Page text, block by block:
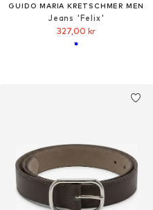
GUIDO MARIA KRETSCHMER MEN
Jeans 'Felix'
327,00 kr